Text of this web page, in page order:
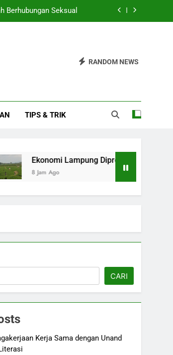
Berhubungan Seksual
di Semester I 2026
Tingkatkan Literasi
5,6 Persen di 2026
RANDOM NEWS
TIPS & TRIK
Ekonomi Lampung Diprediksi Tumbuh 5,0-5,6
8 Jam Ago
CARI
Kerja Sama dengan Unand